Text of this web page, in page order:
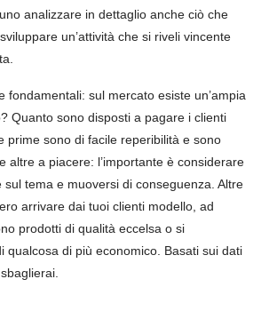
analizzare in dettaglio anche ciò che
un’attività che si riveli vincente
fondamentali: sul mercato esiste un’ampia
Quanto sono disposti a pagare i clienti
prime sono di facile reperibilità e sono
altre a piacere: l’importante è considerare
tema e muoversi di conseguenza. Altre
arrivare dai tuoi clienti modello, ad
prodotti di qualità eccelsa o si
qualcosa di più economico. Basati sui dati